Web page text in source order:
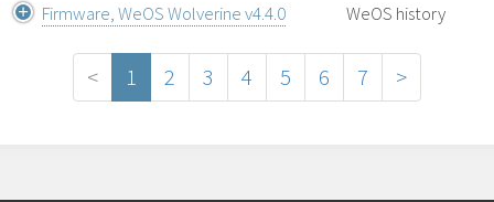
Firmware, WeOS Wolverine v4.4.0
WeOS history
< 1 2 3 4 5 6 7 >